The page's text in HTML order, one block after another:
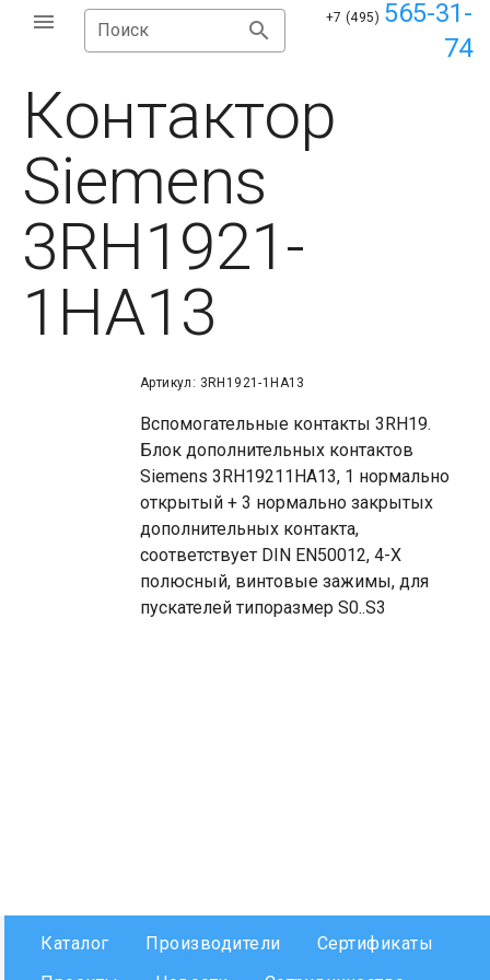
Поиск
+7 (495) 565-31-
74
Контактор
Siemens
3RH1921-
1HA13
Артикул: 3RH1921-1HA13
Вспомогательные контакты 3RH19.
Блок дополнительных контактов
Siemens 3RH19211HA13, 1 нормально
открытый + 3 нормально закрытых
дополнительных контакта,
соответствует DIN EN50012, 4-Х
полюсный, винтовые зажимы, для
пускателей типоразмер S0..S3
Каталог Производители
Сертификаты